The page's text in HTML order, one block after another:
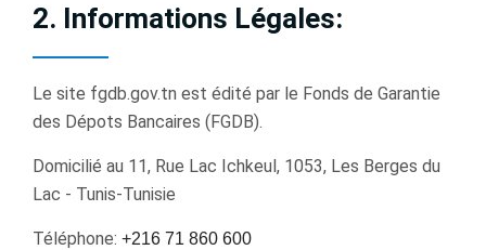
2. Informations Légales:
Le site fgdb.gov.tn est édité par le Fonds de Garantie
des Dépots Bancaires (FGDB).
Domicilié au 11, Rue Lac Ichkeul, 1053, Les Berges du
Lac - Tunis-Tunisie
Téléphone: +216 71 860 600